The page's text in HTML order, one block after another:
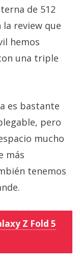
de 512
la review que
hemos
una triple
es bastante
pero
mucho
más
tenemos
Z Fold 5